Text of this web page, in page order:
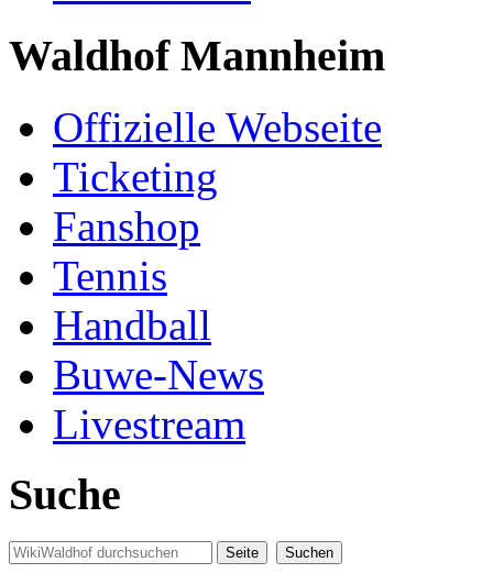
Waldhof Mannheim
Offizielle Webseite
Ticketing
Fanshop
Tennis
Handball
Buwe-News
Livestream
Suche